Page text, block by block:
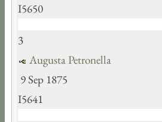
I5650
3
Augusta Petronella
9 Sep 1875
I5641